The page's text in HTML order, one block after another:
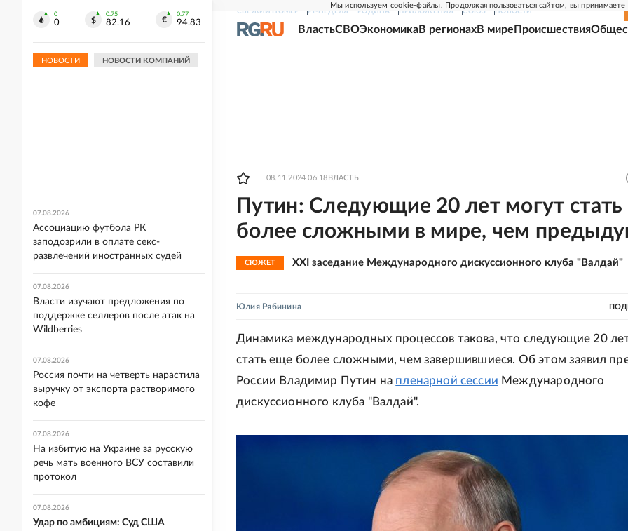
Мы используем cookie-файлы. Продолжая пользоваться сайтом, вы принимаете
СВЕЖИЙ НОМЕР РГ-НЕДЕЛЯ РОДИНА ПРИЛОЖЕНИЯ СОЮЗ НОВОСТИ
ВластьСВОЭкономикаВ регионахВ мире Происшествия
08.11.2024 06:18 ВЛАСТЬ
Путин: Следующие 20 лет могут стать
более сложными в мире, чем
СЮЖЕТ XXI заседание Международного дискуссионного клуба "Валдай"
Юлия Рябинина
Динамика международных процессов такова, что следующие 20
стать еще более сложными, чем завершившиеся. Об этом заявил
России Владимир Путин на пленарной сессии Международного
дискуссионного клуба "Валдай".
0
0
0.75
82.16
0.77
94.83
НОВОСТИ НОВОСТИ КОМПАНИЙ
07.08.2026
Ассоциацию футбола РК
заподозрили в оплате секс-
развлечений иностранных судей
07.08.2026
Власти изучают предложения по
поддержке селлеров после атак на
Wildberries
07.08.2026
Россия почти на четверть нарастила
выручку от экспорта растворимого
кофе
07.08.2026
На избитую на Украине за русскую
речь мать военного ВСУ составили
протокол
07.08.2026
Удар по амбициям: Суд США